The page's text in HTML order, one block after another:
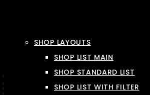
SHOP LAYOUTS
SHOP LIST MAIN
SHOP STANDARD LIST
SHOP LIST WITH FILTER